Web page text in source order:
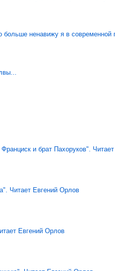
больше ненавижу я в современной
и брат Пахоруков".
Читает Евгений Орлов
Евгений Орлов